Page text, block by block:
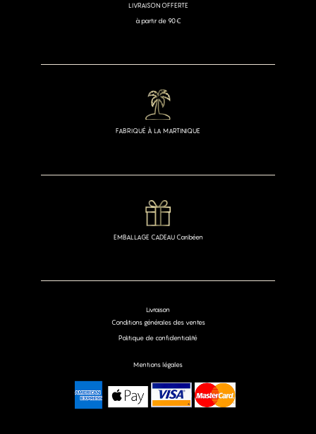
EMBALLAGE CADEAU Caribéen
FABRIQUÉ À LA MARTINIQUE
LIVRAISON OFFERTE
à partir de 90€
Mentions légales
Politique de confidentialité
Conditions générales des ventes
Livraison